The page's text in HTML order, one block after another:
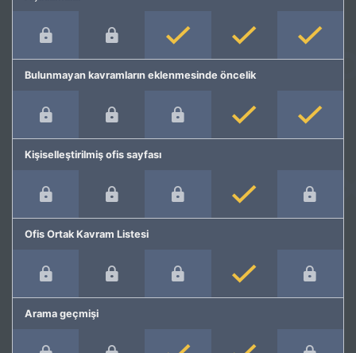
Bulunmayan kavramların eklenmesinde öncelik
Kişiselleştirilmiş ofis sayfası
Ofis Ortak Kavram Listesi
Arama geçmişi